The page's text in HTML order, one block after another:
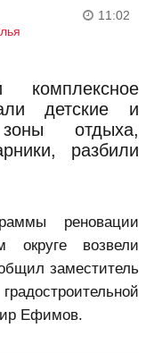
11:02
детские и
отдыха,
разбили
реновации
округе возвели
заместитель
Ефимов.